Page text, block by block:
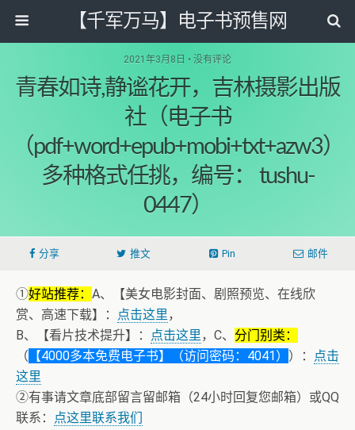
【千军万马】电子书预售网
2021年3月8日 • 没有评论
青春如诗,静谧花开，吉林摄影出版
社（电子书
（pdf+word+epub+mobi+txt+azw3）
多种格式任挑，编号： tushu-
0447）
分享 推文 Pin 邮件
①好站推荐： A、【美女电影封面、剧照预览、在线欣
赏、高速下载】：
点击这里，
B、【看片技术提升】：
点击这里，C、 分门别类：
（ 【4000多本免费电子书】（访问密码：4041） ）：
点击
这里
②有事请文章底部留言留邮箱（24小时回复您邮箱）或QQ
联系：
点这里联系我们